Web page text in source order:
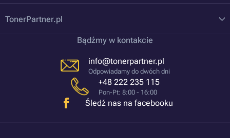
TonerPartner.pl
Bądźmy w kontakcie
info@tonerpartner.pl
Odpowiadamy do dwóch dni
+48 222 235 115
Pon-Pt: 8:00 - 16:00
Śledź nas na facebooku